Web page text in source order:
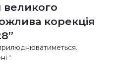
великого
корекція
*